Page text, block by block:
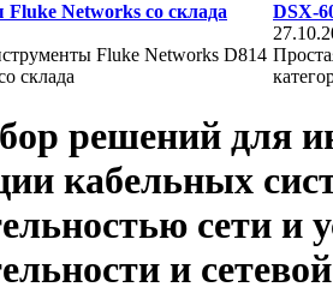
Networks со склада
Fluke Networks D814
склада
DSX-
решений для
кабельных
сети и
и